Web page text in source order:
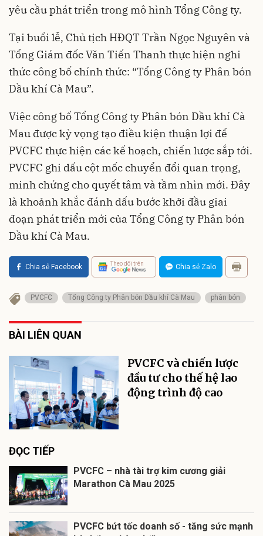
yêu cầu phát triển trong mô hình Tổng Công ty.
Tại buổi lễ, Chủ tịch HĐQT Trần Ngọc Nguyên và
Tổng Giám đốc Văn Tiến Thanh thực hiện nghi
thức công bố chính thức: “Tổng Công ty Phân bón
Dầu khí Cà Mau”.
Việc công bố Tổng Công ty Phân bón Dầu khí Cà
Mau được kỳ vọng tạo điều kiện thuận lợi để
PVCFC thực hiện các kế hoạch, chiến lược sắp tới.
PVCFC ghi dấu cột mốc chuyển đổi quan trọng,
minh chứng cho quyết tâm và tầm nhìn mới. Đây
là khoảnh khắc đánh dấu bước khởi đầu giai
đoạn phát triển mới của Tổng Công ty Phân bón
Dầu khí Cà Mau.
Chia sẻ Facebook Theo dõi trên Chia sẻ Zalo
PVCFC Tổng Công ty Phân bón Dầu khí Cà Mau phân bón
BÀI LIÊN QUAN
PVCFC và chiến lược
đầu tư cho thế hệ lao
động trình độ cao
ĐỌC TIẾP
PVCFC – nhà tài trợ kim cương giải
Marathon Cà Mau 2025
PVCFC bứt tốc doanh số - tăng sức mạnh